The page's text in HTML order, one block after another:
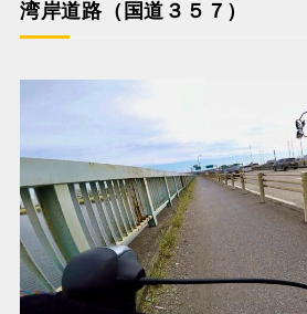
湾岸道路（国道３５７）